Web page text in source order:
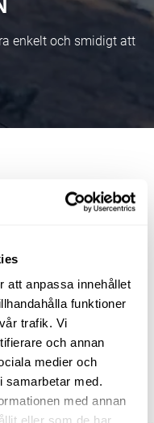
att anpassa innehållet
funktioner
trafik. Vi
och annan
medier och
samarbetar med.
med annan
enkelt och smidigt att
tjänster
dig som
väljer vårt koncept
nedanstående tjänster,
förmånliga
dem: